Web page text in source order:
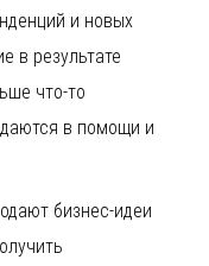
и новых
в результате
что-то
в помощи и
бизнес-идеи